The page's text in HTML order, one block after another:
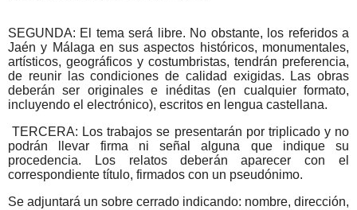
SEGUNDA: El tema será libre. No obstante, los referidos a
Jaén y Málaga en sus aspectos históricos, monumentales,
artísticos, geográficos y costumbristas, tendrán preferencia,
de reunir las condiciones de calidad exigidas. Las obras
deberán ser originales e inéditas (en cualquier formato,
incluyendo el electrónico), escritos en lengua castellana.
TERCERA: Los trabajos se presentarán por triplicado y no
podrán llevar firma ni señal alguna que indique su
procedencia. Los relatos deberán aparecer con el
correspondiente título, firmados con un pseudónimo.
Se adjuntará un sobre cerrado indicando: nombre, dirección,